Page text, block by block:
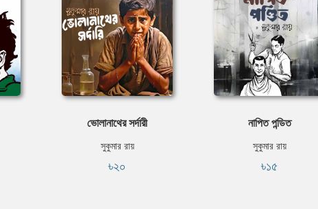
ভোলানাথের সর্দারী
সুকুমার রায়
৳২০
নাপিত পন্ডিত
সুকুমার রায়
৳১৫